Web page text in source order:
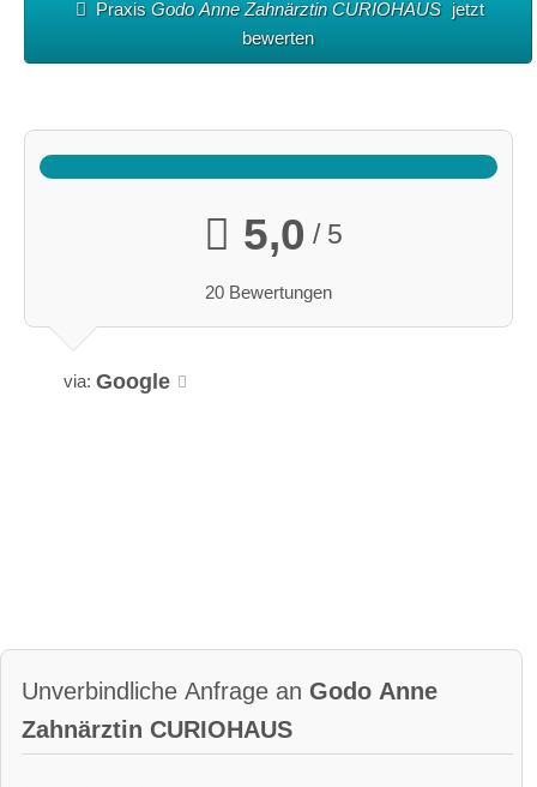
PraxisGodo Anne Zahnärztin CURIOHAUS jetzt
bewerten
5,0 / 5
20 Bewertungen
via: Google
Unverbindliche Anfrage an Godo Anne
Zahnärztin CURIOHAUS